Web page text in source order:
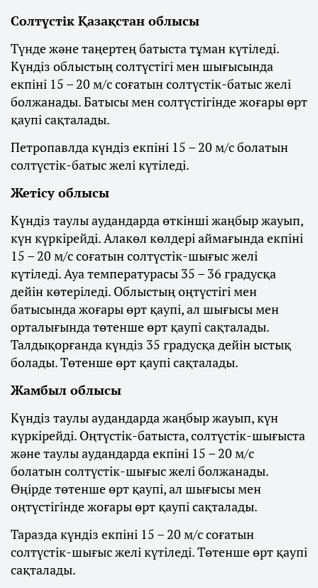
Солтүстік Қазақстан облысы
Түнде және таңертең батыста тұман күтіледі.
Күндіз облыстың солтүстігі мен шығысында
екпіні 15 – 20 м/с соғатын солтүстік-батыс желі
болжанады. Батысы мен солтүстігінде жоғары өрт
қаупі сақталады.
Петропавлда күндіз екпіні 15 – 20 м/с болатын
солтүстік-батыс желі күтіледі.
Жетісу облысы
Күндіз таулы аудандарда өткінші жаңбыр жауып,
күн күркірейді. Алакөл көлдері аймағында екпіні
15 – 20 м/с соғатын солтүстік-шығыс желі
күтіледі. Ауа температурасы 35 – 36 градусқа
дейін көтеріледі. Облыстың оңтүстігі мен
батысында жоғары өрт қаупі, ал шығысы мен
орталығында төтенше өрт қаупі сақталады.
Талдықорғанда күндіз 35 градусқа дейін ыстық
болады. Төтенше өрт қаупі сақталады.
Жамбыл облысы
Күндіз таулы аудандарда жаңбыр жауып, күн
күркірейді. Оңтүстік-батыста, солтүстік-шығыста
және таулы аудандарда екпіні 15 – 20 м/с
болатын солтүстік-шығыс желі болжанады.
Өңірде төтенше өрт қаупі, ал шығысы мен
оңтүстігінде жоғары өрт қаупі сақталады.
Таразда күндіз екпіні 15 – 20 м/с соғатын
солтүстік-шығыс желі күтіледі. Төтенше өрт қаупі
сақталады.